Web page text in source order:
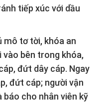
tiếp xúc với dầu
mô tơ tời, khóa an
vào bên trong khóa,
đứt dây cáp. Ngay
đứt cáp; người vận
báo cho nhân viên kỹ